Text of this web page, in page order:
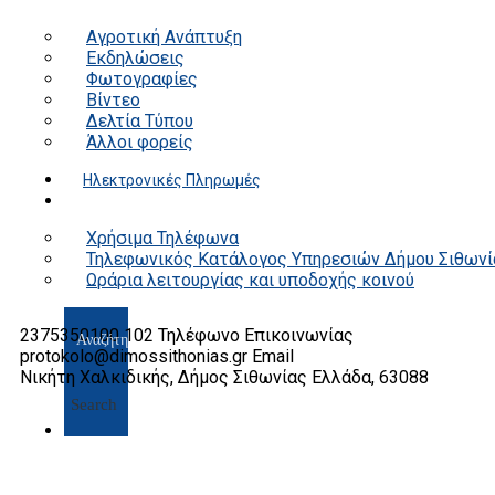
Αγροτική Ανάπτυξη
Εκδηλώσεις
Φωτογραφίες
Βίντεο
Δελτία Τύπου
Άλλοι φορείς
Ηλεκτρονικές Πληρωμές
Χρήσιμα Τηλέφωνα
Τηλεφωνικός Κατάλογος Υπηρεσιών Δήμου
Ωράρια λειτουργίας και υποδοχής κοινού
Search
2375350100 102 Τηλέφωνο Επικοινωνίας
protokolo@dimossithonias.gr Email
Νικήτη Χαλκιδικής, Δήμος Σιθωνίας Ελλάδα, 63088